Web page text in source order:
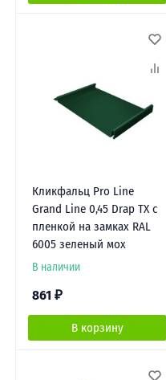
Кликфальц Pro Line
Grand Line 0,45 Drap TX с
пленкой на замках RAL
6005 зеленый мох
В наличии
861 ₽
В корзину